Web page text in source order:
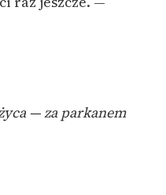
— za parkanem